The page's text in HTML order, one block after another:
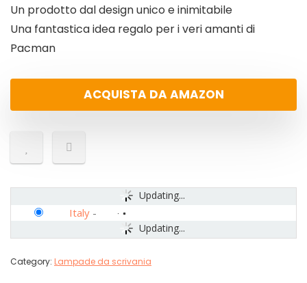
Un prodotto dal design unico e inimitabile
Una fantastica idea regalo per i veri amanti di
Pacman
ACQUISTA DA AMAZON
Updating...
Updating...
Italy -
Category: Lampade da scrivania